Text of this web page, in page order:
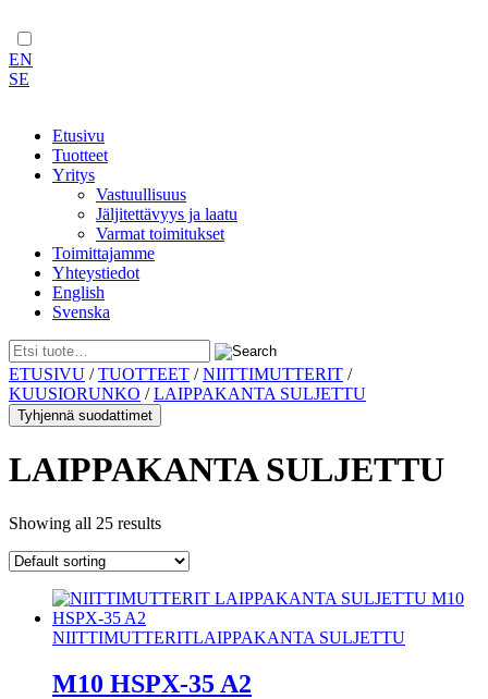
EN
SE
Etusivu
Tuotteet
Yritys
Vastuullisuus
Jäljitettävyys ja laatu
Varmat toimitukset
Toimittajamme
Yhteystiedot
English
Svenska
Skip
to
content
ETUSIVU /TUOTTEET /NIITTIMUTTERIT /
KUUSIORUNKO /LAIPPAKANTA SULJETTU
Tyhjennä suodattimet
LAIPPAKANTA SULJETTU
Showing all 25 results
NIITTIMUTTERITLAIPPAKANTA SULJETTU
M10 HSPX-35 A2